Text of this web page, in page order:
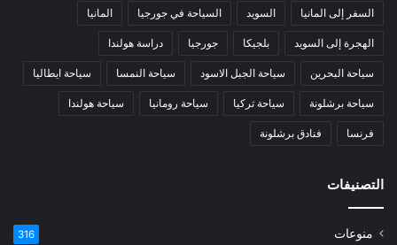
السفر إلى المانيا السويد السياحة في جورجيا المانيا
الهجرة إلى السويد بلجيكا جورجيا دراسة هولندا
سياحة البحرين سياحة الجبل الاسود سياحة النمسا سياحة ايطاليا
سياحة برشلونة سياحة تركيا سياحة رومانيا سياحة هولندا
فرنسا فنادق برشلونة
التصنيفات
منوعات 316